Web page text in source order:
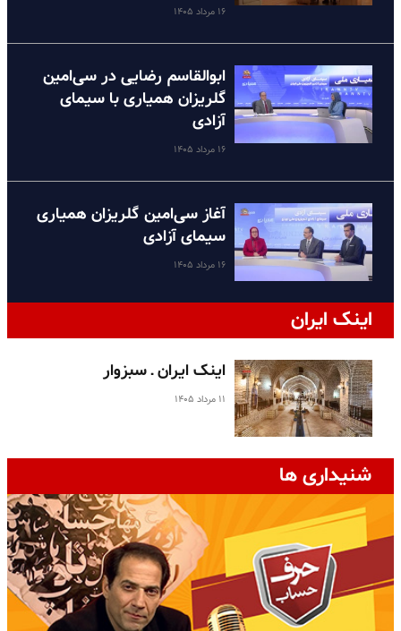
۱۶ مرداد ۱۴۰۵
ابوالقاسم رضایی در سی‌امین
گلریزان همیاری با سیمای
آزادی
۱۶ مرداد ۱۴۰۵
آغاز سی‌امین گلریزان همیاری
سیمای آزادی
۱۶ مرداد ۱۴۰۵
اینک ایران
اینک ایران ـ سبزوار
۱۱ مرداد ۱۴۰۵
شنیداری ها